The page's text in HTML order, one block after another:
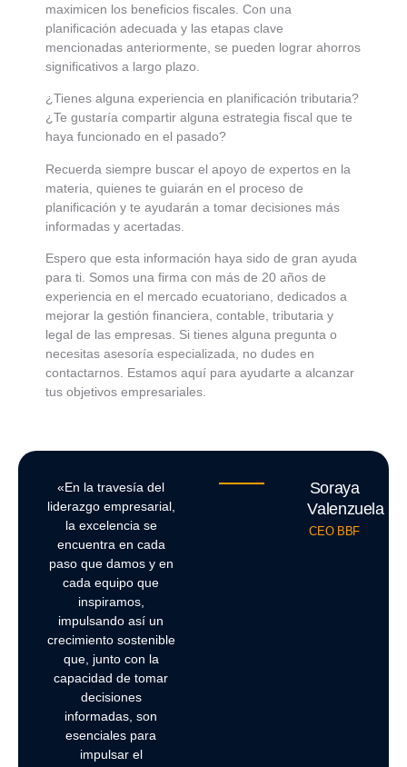
maximicen los beneficios fiscales. Con una
planificación adecuada y las etapas clave
mencionadas anteriormente, se pueden lograr ahorros
significativos a largo plazo.
¿Tienes alguna experiencia en planificación tributaria?
¿Te gustaría compartir alguna estrategia fiscal que te
haya funcionado en el pasado?
Recuerda siempre buscar el apoyo de expertos en la
materia, quienes te guiarán en el proceso de
planificación y te ayudarán a tomar decisiones más
informadas y acertadas.
Espero que esta información haya sido de gran ayuda
para ti. Somos una firma con más de 20 años de
experiencia en el mercado ecuatoriano, dedicados a
mejorar la gestión financiera, contable, tributaria y
legal de las empresas. Si tienes alguna pregunta o
necesitas asesoría especializada, no dudes en
contactarnos. Estamos aquí para ayudarte a alcanzar
tus objetivos empresariales.
«En la travesía del
liderazgo empresarial,
la excelencia se
encuentra en cada
paso que damos y en
cada equipo que
inspiramos,
impulsando así un
crecimiento sostenible
que, junto con la
capacidad de tomar
decisiones
informadas, son
esenciales para
impulsar el
Soraya
Valenzuela
CEO BBF